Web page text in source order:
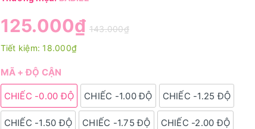
125.000₫ 143.000₫
Tiết kiệm:18.000₫
MÃ + ĐỘ CẬN
CHIẾC -0.00 ĐỘ CHIẾC -1.00 ĐỘ CHIẾC -1.25 ĐỘ
CHIẾC -1.50 ĐỘ CHIẾC -1.75 ĐỘ CHIẾC -2.00 ĐỘ